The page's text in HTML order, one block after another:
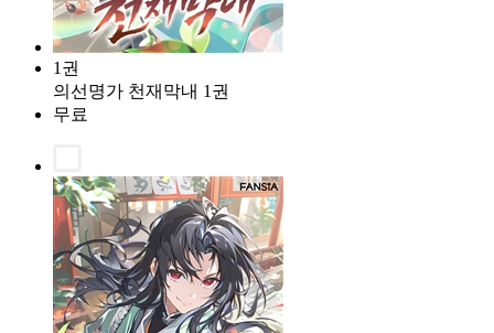
1권
의선명가 천재막내 1권
무료